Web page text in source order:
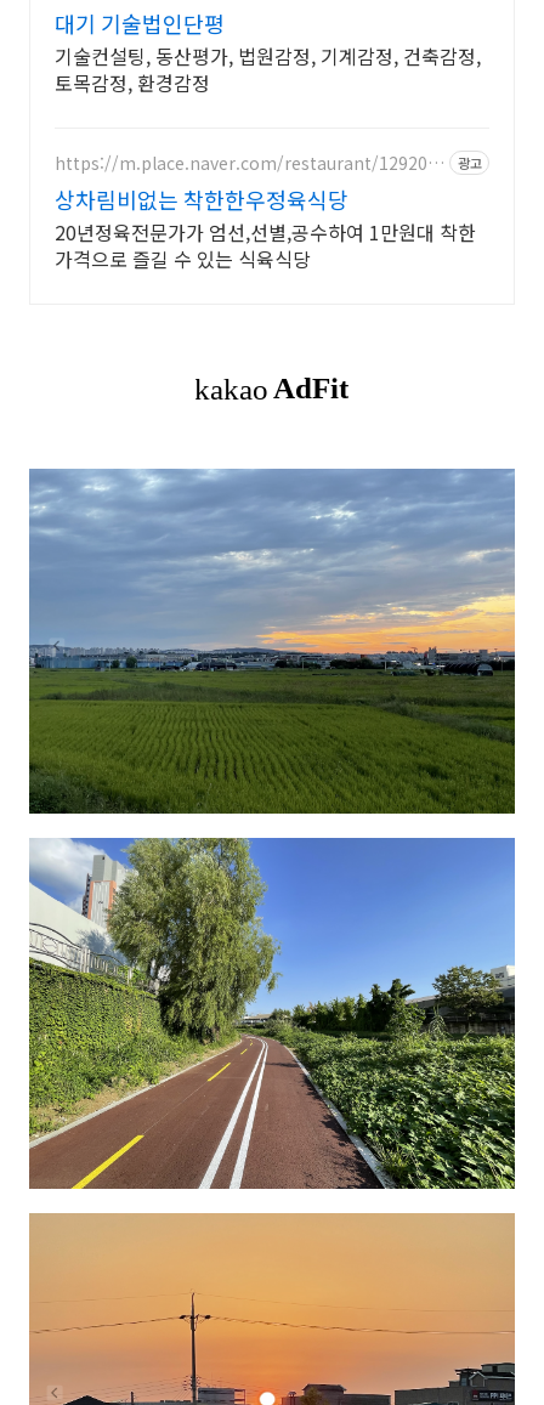
대기 기술법인단평
기술컨설팅, 동산평가, 법원감정, 기계감정, 건축감정,
토목감정, 환경감정
https://m.place.naver.com/restaurant/129205
광고
상차림비없는 착한한우정육식당
20년정육전문가가 엄선,선별,공수하여 1만원대 착한
가격으로 즐길 수 있는 식육식당